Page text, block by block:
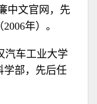
中文官网，先
年）。
汽车工业大学
学部，先后任